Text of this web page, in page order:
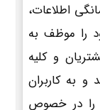
اطلاعات،
را موظف به
و کلیه
و به کاربران
را در خصوص